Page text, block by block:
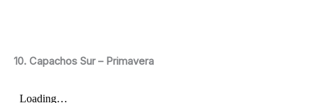
10. Capachos Sur – Primavera